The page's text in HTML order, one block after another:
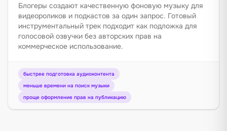
Блогеры создают качественную фоновую музыку для
видеороликов и подкастов за один запрос. Готовый
инструментальный трек подходит как подложка для
голосовой озвучки без авторских прав на
коммерческое использование.
быстрее подготовка аудиоконтента
меньше времени на поиск музыки
проще оформление прав на публикацию